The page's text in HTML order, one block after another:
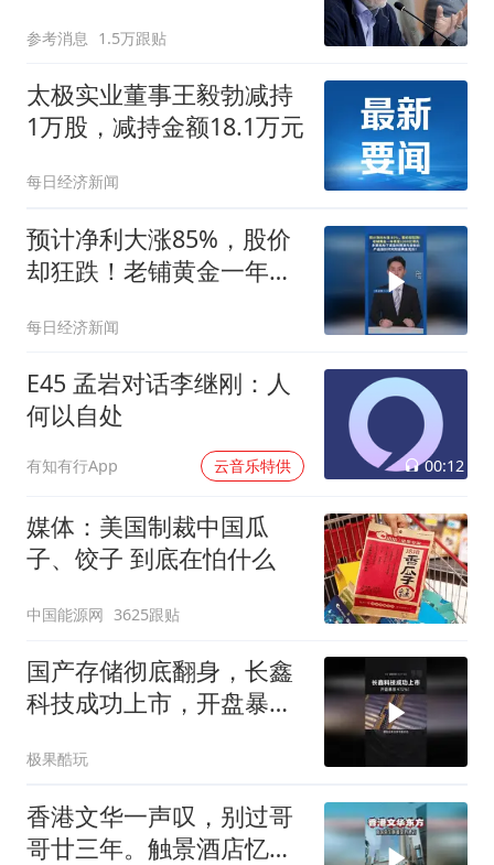
参考消息 1.5万跟贴
太极实业董事王毅勃减持
1万股，减持金额18.1万元
每日经济新闻
预计净利大涨85%，股价
却狂跌！老铺黄金一年蒸
每日经济新闻
E45 孟岩对话李继刚：人
何以自处
有知有行App 云音乐特供 00:12
媒体：美国制裁中国瓜
子、饺子 到底在怕什么
中国能源网 3625跟贴
国产存储彻底翻身，长鑫
科技成功上市，开盘暴涨
极果酷玩
香港文华一声叹，别过哥
哥廿三年。触景酒店忆芳